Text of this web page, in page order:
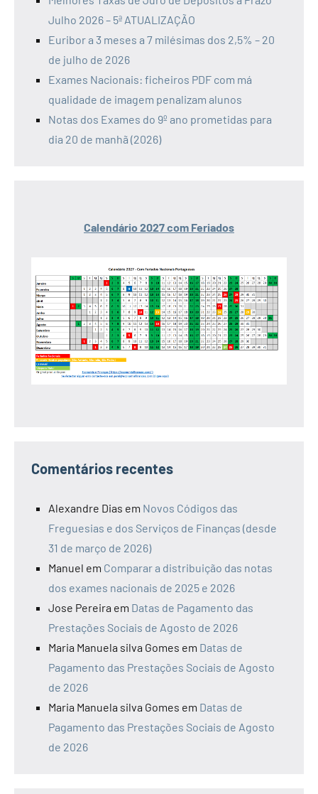
Julho 2026 – 5ª ATUALIZAÇÃO
Euribor a 3 meses a 7 milésimas dos 2,5% – 20
de julho de 2026
Exames Nacionais: ficheiros PDF com má
qualidade de imagem penalizam alunos
Notas dos Exames do 9º ano prometidas para
dia 20 de manhã (2026)
Calendário 2027 com Feriados
Comentários recentes
Alexandre Dias em Novos Códigos das
Freguesias e dos Serviços de Finanças (desde
31 de março de 2026)
Manuel em Comparar a distribuição das notas
dos exames nacionais de 2025 e 2026
Jose Pereira em Datas de Pagamento das
Prestações Sociais de Agosto de 2026
Maria Manuela silva Gomes em Datas de
Pagamento das Prestações Sociais de Agosto
de 2026
Maria Manuela silva Gomes em Datas de
Pagamento das Prestações Sociais de Agosto
de 2026